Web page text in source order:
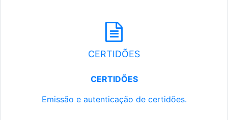
CERTIDÕES
CERTIDÕES
Emissão e autenticação de certidões.